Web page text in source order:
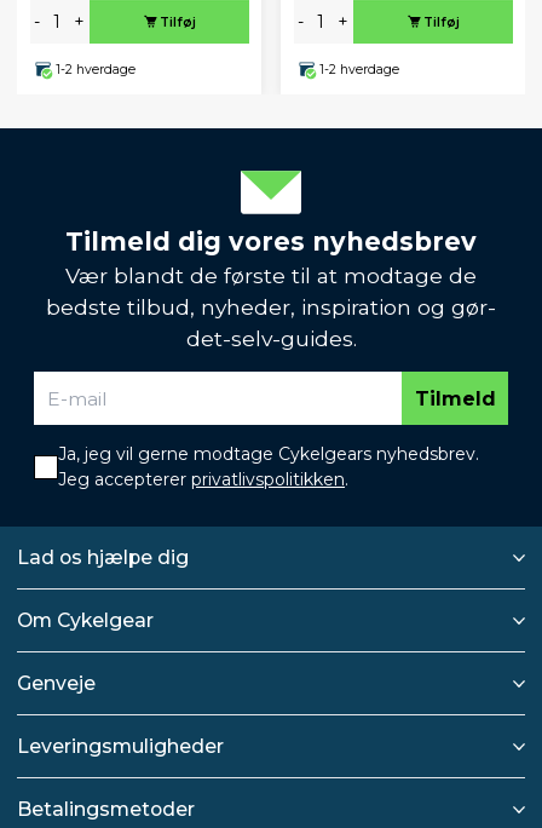
- + Tilføj
1-2 hverdage
- + Tilføj
1-2 hverdage
Tilmeld dig vores nyhedsbrev
Vær blandt de første til at modtage de
bedste tilbud, nyheder, inspiration og gør-
det-selv-guides.
Tilmeld
Ja, jeg vil gerne modtage Cykelgears nyhedsbrev.
Jeg accepterer privatlivspolitikken.
Lad os hjælpe dig
Om Cykelgear
Genveje
Leveringsmuligheder
Betalingsmetoder